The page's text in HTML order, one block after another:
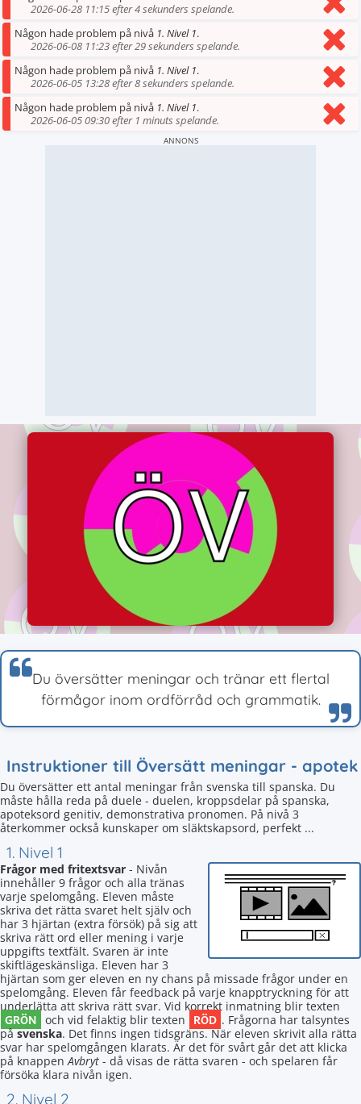
2026-06-28 11:15 efter 4 sekunders spelande.
Någon hade problem på nivå 1. Nivel 1.
2026-06-08 11:23 efter 29 sekunders spelande.
Någon hade problem på nivå 1. Nivel 1.
2026-06-05 13:28 efter 8 sekunders spelande.
Någon hade problem på nivå 1. Nivel 1.
2026-06-05 09:30 efter 1 minuts spelande.
ANNONS
Du översätter meningar och tränar ett flertal
förmågor inom ordförråd och grammatik.
Instruktioner till Översätt meningar - apotek
Du översätter ett antal meningar från svenska till spanska. Du
måste hålla reda på duele - duelen, kroppsdelar på spanska,
apoteksord genitiv, demonstrativa pronomen. På nivå 3
återkommer också kunskaper om släktskapsord, perfekt ...
1. Nivel 1
Frågor med fritextsvar - Nivån
innehåller 9 frågor och alla tränas
varje spelomgång. Eleven måste
skriva det rätta svaret helt själv och
har 3 hjärtan (extra försök) på sig att
skriva rätt ord eller mening i varje
uppgifts textfält. Svaren är inte
skiftlägeskänsliga. Eleven har 3
hjärtan som ger eleven en ny chans på missade frågor under en
spelomgång. Eleven får feedback på varje knapptryckning för att
underlätta att skriva rätt svar. Vid korrekt inmatning blir texten
GRÖN och vid felaktig blir texten RÖD . Frågorna har talsyntes
påsvenska. Det finns ingen tidsgräns. När eleven skrivit alla rätta
svar har spelomgången klarats. Är det för svårt går det att klicka
på knappenAvbryt - då visas de rätta svaren - och spelaren får
försöka klara nivån igen.
2. Nivel 2